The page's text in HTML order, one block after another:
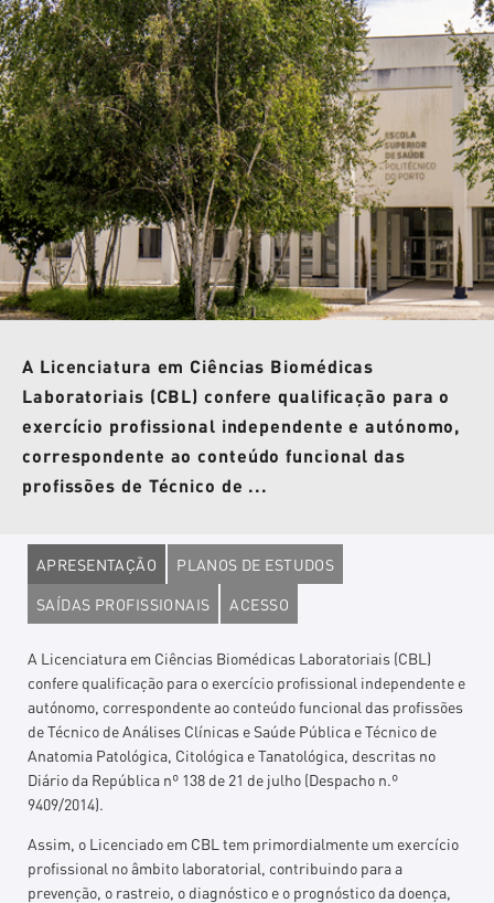
A Licenciatura em Ciências Biomédicas
Laboratoriais (CBL) confere qualificação para o
exercício profissional independente e autónomo,
correspondente ao conteúdo funcional das
profissões de Técnico de ...
APRESENTAÇÃO
PLANOS DE ESTUDOS
SAÍDAS PROFISSIONAIS
ACESSO
A Licenciatura em Ciências Biomédicas Laboratoriais (CBL)
confere qualificação para o exercício profissional independente e
autónomo, correspondente ao conteúdo funcional das profissões
de Técnico de Análises Clínicas e Saúde Pública e Técnico de
Anatomia Patológica, Citológica e Tanatológica, descritas no
Diário da República nº 138 de 21 de julho (Despacho n.º
9409/2014).
Assim, o Licenciado em CBL tem primordialmente um exercício
profissional no âmbito laboratorial, contribuindo para a
prevenção, o rastreio, o diagnóstico e o prognóstico da doença,